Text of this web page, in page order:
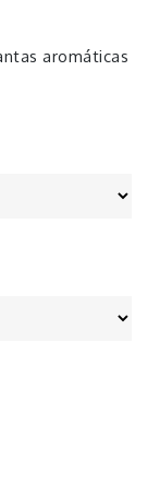
aromáticas